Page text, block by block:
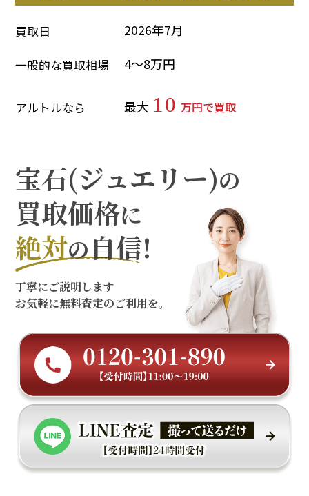
買取日 2026年7月
一般的な買取相場 4～8万円
アルトルなら 最大 10 万円で買取
宝石(ジュエリー)の
買取価格に
絶対の自信!
丁寧にご説明します
お気軽に無料査定のご利用を。